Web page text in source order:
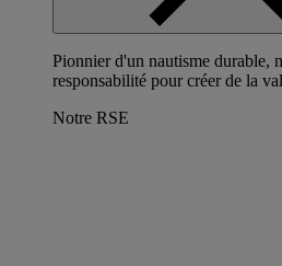
Pionnier d'un nautisme durable,
responsabilité pour créer de la
Notre RSE